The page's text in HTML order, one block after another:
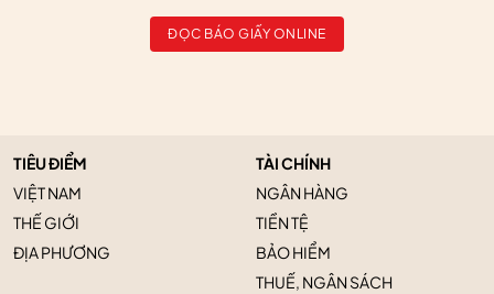
ĐỌC BÁO GIẤY ONLINE
TIÊU ĐIỂM
VIỆT NAM
THẾ GIỚI
ĐỊA PHƯƠNG
TÀI CHÍNH
NGÂN HÀNG
TIỀN TỆ
BẢO HIỂM
THUẾ, NGÂN SÁCH